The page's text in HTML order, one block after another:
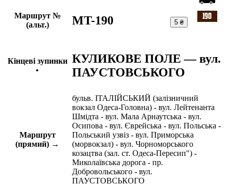
Маршрут №
(альт.)
MT-190 5 ₴
Кінцеві зупинки
•
КУЛИКОВЕ ПОЛЕ — вул.
ПАУСТОВСЬКОГО
Маршрут
(прямий) →
бульв. ІТАЛІЙСЬКИЙ (залізничний
вокзал Одеса-Головна) - вул. Лейтенанта
Шмідта - вул. Мала Арнаутська - вул.
Осипова - вул. Єврейська - вул. Польська -
Польський узвіз - вул. Приморська
(морвокзал) - вул. Чорноморського
козацтва (зал. ст. Одеса-Пересип") -
Миколаївська дорога - пр.
Добровольського - вул.
ПАУСТОВСЬКОГО